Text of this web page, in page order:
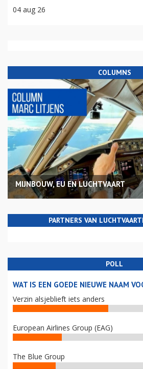
04 aug 26
COLUMNS
MIJNBOUW, EU EN LUCHTVAART
PARTNERS VAN
POLL
WAT IS EEN GOEDE NIEUWE NAAM
Verzin alsjeblieft iets anders
European Airlines Group (EAG)
The Blue Group